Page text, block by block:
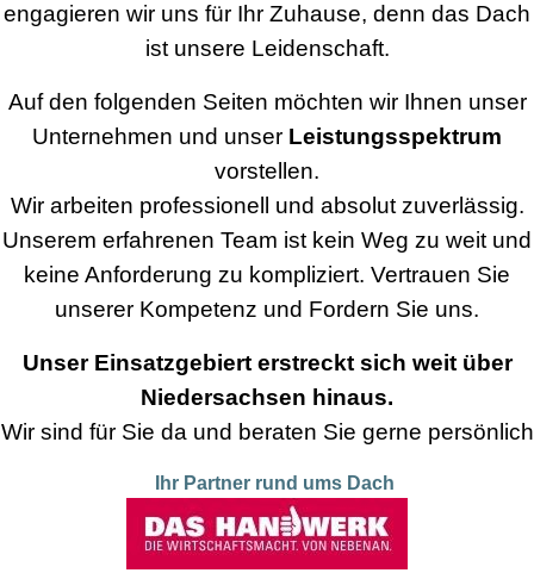
engagieren wir uns für Ihr Zuhause, denn das Dach
ist unsere Leidenschaft.
Auf den folgenden Seiten möchten wir Ihnen unser
Unternehmen und unser Leistungsspektrum
vorstellen.
Wir arbeiten professionell und absolut zuverlässig.
Unserem erfahrenen Team ist kein Weg zu weit und
keine Anforderung zu kompliziert. Vertrauen Sie
unserer Kompetenz und Fordern Sie uns.
Unser Einsatzgebiert erstreckt sich weit über
Niedersachsen hinaus.
Wir sind für Sie da und beraten Sie gerne persönlich
Ihr Partner rund ums Dach